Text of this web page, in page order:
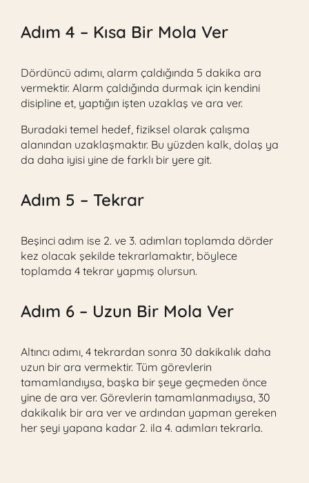
Adım 4 – Kısa Bir Mola Ver
Dördüncü adımı, alarm çaldığında 5 dakika ara
vermektir. Alarm çaldığında durmak için kendini
disipline et, yaptığın işten uzaklaş ve ara ver.
Buradaki temel hedef, fiziksel olarak çalışma
alanından uzaklaşmaktır. Bu yüzden kalk, dolaş ya
da daha iyisi yine de farklı bir yere git.
Adım 5 – Tekrar
Beşinci adım ise 2. ve 3. adımları toplamda dörder
kez olacak şekilde tekrarlamaktır, böylece
toplamda 4 tekrar yapmış olursun.
Adım 6 – Uzun Bir Mola Ver
Altıncı adımı, 4 tekrardan sonra 30 dakikalık daha
uzun bir ara vermektir. Tüm görevlerin
tamamlandıysa, başka bir şeye geçmeden önce
yine de ara ver. Görevlerin tamamlanmadıysa, 30
dakikalık bir ara ver ve ardından yapman gereken
her şeyi yapana kadar 2. ila 4. adımları tekrarla.